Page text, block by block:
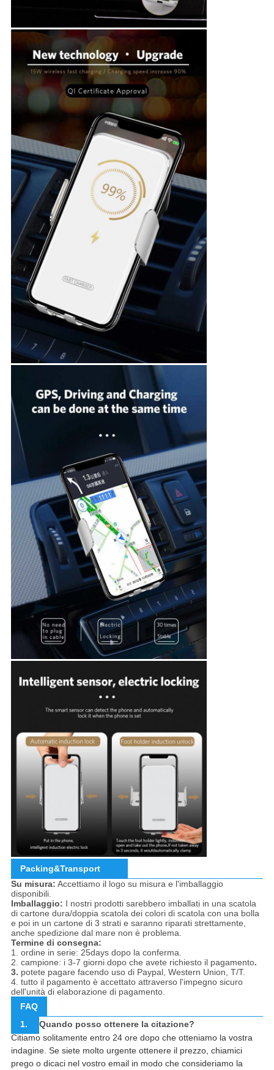
Packing&Transport
Su misura: Accettiamo il logo su misura e l'imballaggio
disponibili.
Imballaggio: I nostri prodotti sarebbero imballati in una scatola
di cartone dura/doppia scatola dei colori di scatola con una bolla
e poi in un cartone di 3 strati e saranno riparati strettamente,
anche spedizione dal mare non è problema.
Termine di consegna:
1. ordine in serie: 25days dopo la conferma.
2. campione: i 3-7 giorni dopo che avete richiesto il pagamento.
3. potete pagare facendo uso di Paypal, Western Union, T/T.
4. tutto il pagamento è accettato attraverso l'impegno sicuro
dell'unità di elaborazione di pagamento.
FAQ
1.
Quando posso ottenere la citazione?
Citiamo solitamente entro 24 ore dopo che otteniamo la vostra
indagine. Se siete molto urgente ottenere il prezzo, chiamici
prego o dicaci nel vostro email in modo che consideriamo la